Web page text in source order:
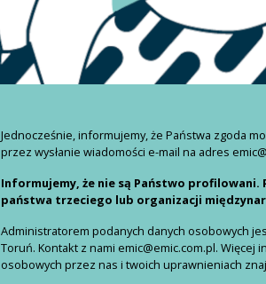
Jednocześnie, informujemy, że Państwa zgoda
przez wysłanie wiadomości e-mail na adres
Informujemy, że nie są Państwo profilowani.
państwa trzeciego lub organizacji
Administratorem podanych danych osobowych
Toruń. Kontakt z nami emic@emic.com.pl.
osobowych przez nas i twoich uprawnieniach